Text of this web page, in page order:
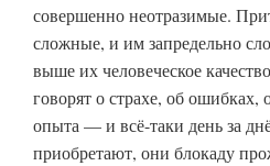
совершенно неотразимые.
сложные, и им запредельно
выше их человеческое
говорят о страхе, об ошибках,
опыта — и всё-таки день за
приобретают, они блокаду